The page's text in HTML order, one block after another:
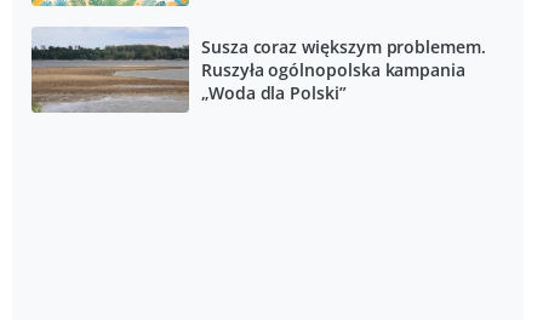
Susza coraz większym problemem.
Ruszyła ogólnopolska kampania
„Woda dla Polski”